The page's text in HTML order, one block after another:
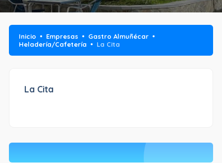
Inicio Empresas
Gastro Almuñécar
Heladería/Cafetería
La Cita
La Cita